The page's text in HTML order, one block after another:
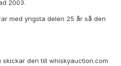
2003.
med yngsta delen 25 år så den
den till whiskyauction.com